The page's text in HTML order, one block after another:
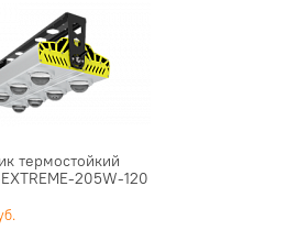
термостойкий
205W-120